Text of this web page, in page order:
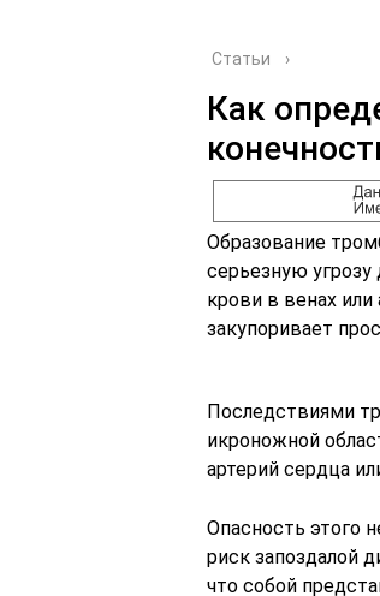
Статьи ›
Как
Образование
серьезную угрозу
крови в венах
закупоривает
Последствиями
икроножной
артерий сердца
Опасность этого
риск запоздалой
что собой